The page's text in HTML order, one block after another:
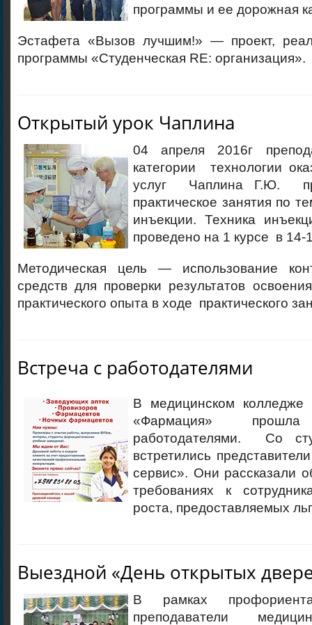
программы и ее дорожная
Эстафета «Вызов лучшим!» — проект,
программы «Студенческая RE: организация».
Открытый урок Чаплина
04 апреля 2016г
категории технологии
услуг Чаплина Г.Ю.
практическое занятия по
инъекции. Техника
проведено на 1 курсе в 14-
Методическая цель — использование
средств для проверки результатов
практического опыта в ходе практического
Встреча с работодателями
В медицинском
«Фармация»
работодателями. Со
встретились
сервис». Они рассказали
требованиях к
роста, предоставляемых
Выездной «День открытых
В рамках
преподаватели